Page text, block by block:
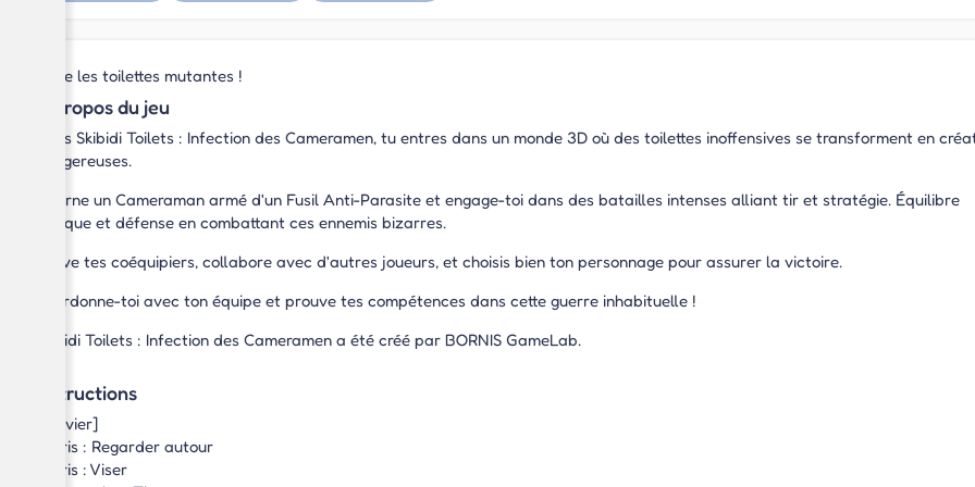
Défie les toilettes mutantes !
À propos du jeu
Dans Skibidi Toilets : Infection des Cameramen, tu entres dans un monde 3D où des toilettes inoffensives se transforment en
dangereuses.
Incarne un Cameraman armé d'un Fusil Anti-Parasite et engage-toi dans des batailles intenses alliant tir et stratégie. Équilibre
attaque et défense en combattant ces ennemis bizarres.
Sauve tes coéquipiers, collabore avec d'autres joueurs, et choisis bien ton personnage pour assurer la victoire.
Coordonne-toi avec ton équipe et prouve tes compétences dans cette guerre inhabituelle !
Skibidi Toilets : Infection des Cameramen a été créé par BORNIS GameLab.
Instructions
[Clavier]
Souris : Regarder autour
Souris : Viser